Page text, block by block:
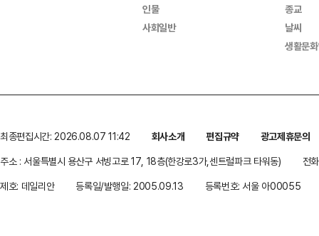
인물
사회일반
종교
날씨
생활문
최종편집시간: 2026.08.07 11:42 회사소개 편집규약
광고제휴문의
주소 : 서울특별시 용산구 서빙고로 17, 18층(한강로3가,센트럴파크 타워동)
전
제호: 데일리안
등록일/발행일: 2005.09.13 등록번호: 서울 아00055